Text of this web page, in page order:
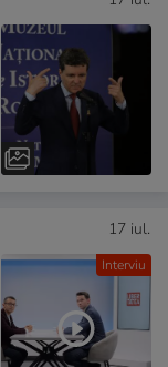
Interviu
17 iul.